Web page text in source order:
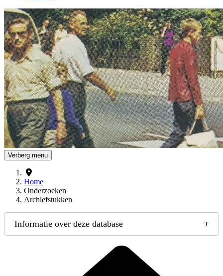
Drents Archief
Verberg menu
Home
Onderzoeken
Archiefstukken
Informatie over deze database